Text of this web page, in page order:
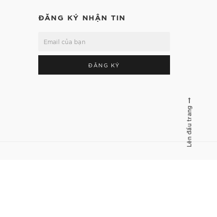
ĐĂNG KÝ NHẬN TIN
ĐĂNG KÝ
Lên đầu trang